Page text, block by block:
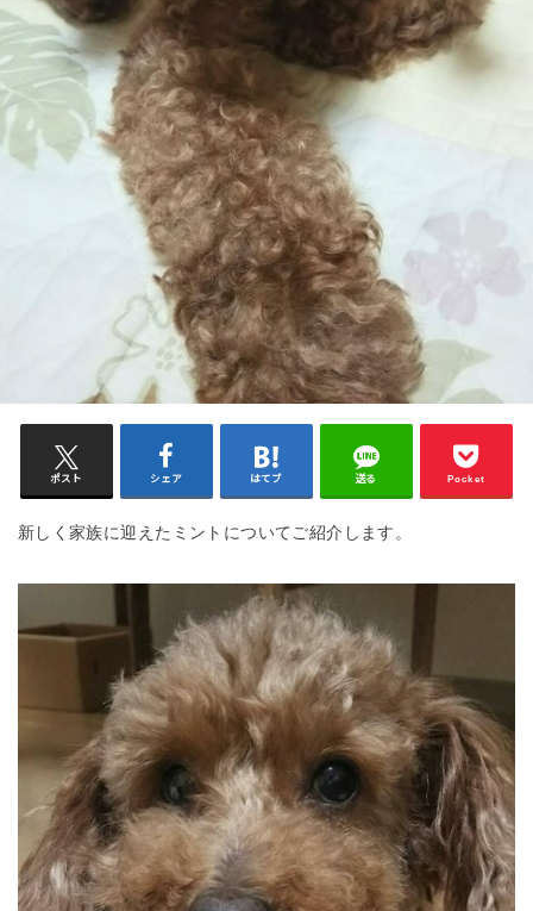
ポスト シェア はてブ 送る Pocket
新しく家族に迎えたミントについてご紹介します。